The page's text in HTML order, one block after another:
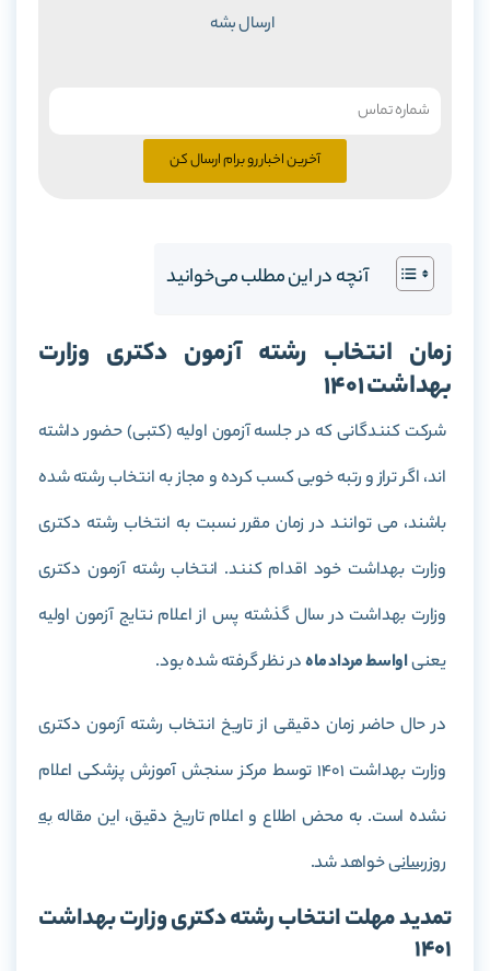
ارسال بشه
آخرین اخبار رو برام ارسال کن
آنچه در این مطلب می‌خوانید
زمان انتخاب رشته آزمون دکتری وزارت
بهداشت 1401
شرکت کنندگانی که در جلسه آزمون اولیه (کتبی) حضور داشته
اند، اگر تراز و رتبه خوبی کسب کرده و مجاز به انتخاب رشته شده
باشند، می توانند در زمان مقرر نسبت به انتخاب رشته دکتری
وزارت بهداشت خود اقدام کنند. انتخاب رشته آزمون دکتری
وزارت بهداشت در سال گذشته پس از اعلام نتایج آزمون اولیه
یعنیاواسط مرداد ماهدر نظر گرفته شده بود.
در حال حاضر زمان دقیقی از تاریخ انتخاب رشته آزمون دکتری
وزارت بهداشت 1401 توسط مرکز سنجش آموزش پزشکی اعلام
نشده است. به محض اطلاع و اعلام تاریخ دقیق، این مقالهبه
روزرسانیخواهد شد.
تمدید مهلت انتخاب رشته دکتری وزارت بهداشت
۱۴۰۱